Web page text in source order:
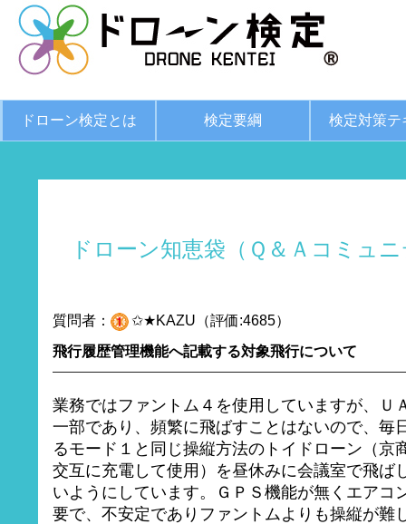
ドローン検定とは 検定要綱 検定対策テ
ドローン知恵袋（Ｑ＆Ａコミュ
質問者：
✩★KAZU（評価:4685）
飛行履歴管理機能へ記載する対象飛行について
業務ではファントム４を使用していますが、Ｕ
一部であり、頻繁に飛ばすことはないので、毎
るモード１と同じ操縦方法のトイドローン（京
交互に充電して使用）を昼休みに会議室で飛ば
いようにしています。ＧＰＳ機能が無くエアコ
要で、不安定でありファントムよりも操縦が難